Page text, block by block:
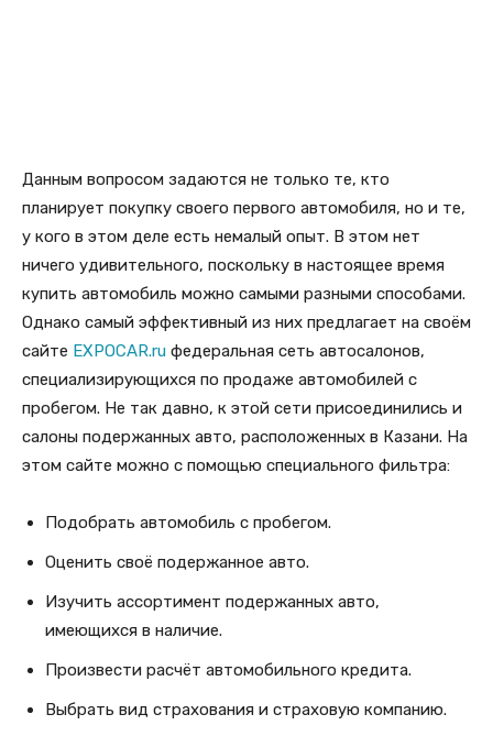
Данным вопросом задаются не только те, кто
планирует покупку своего первого автомобиля, но и те,
у кого в этом деле есть немалый опыт. В этом нет
ничего удивительного, поскольку в настоящее время
купить автомобиль можно самыми разными способами.
Однако самый эффективный из них предлагает на своём
сайте EXPOCAR.ru федеральная сеть автосалонов,
специализирующихся по продаже автомобилей с
пробегом. Не так давно, к этой сети присоединились и
салоны подержанных авто, расположенных в Казани. На
этом сайте можно с помощью специального фильтра:
Подобрать автомобиль с пробегом.
Оценить своё подержанное авто.
Изучить ассортимент подержанных авто,
имеющихся в наличие.
Произвести расчёт автомобильного кредита.
Выбрать вид страхования и страховую компанию.